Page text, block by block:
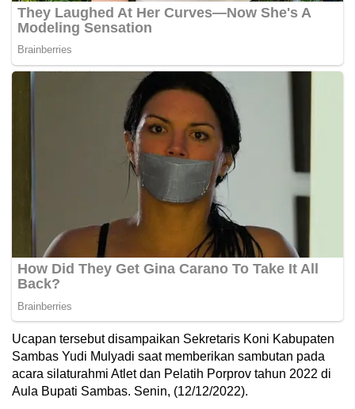
Ucapan tersebut disampaikan Sekretaris Koni Kabupaten
Sambas Yudi Mulyadi saat memberikan sambutan pada
acara silaturahmi Atlet dan Pelatih Porprov tahun 2022 di
Aula Bupati Sambas. Senin, (12/12/2022).